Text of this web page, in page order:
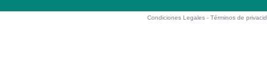
Condiciones Legales -Términos de